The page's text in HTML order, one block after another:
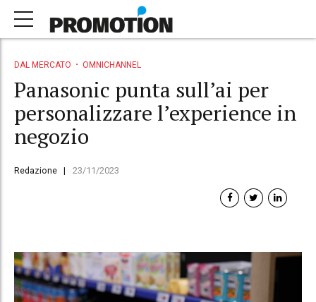
DAL MERCATO OMNICHANNEL
Panasonic punta sull’ai per
personalizzare l’experience in
negozio
Redazione 23/11/2023